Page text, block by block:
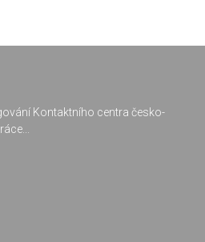
Kontaktního centra česko-